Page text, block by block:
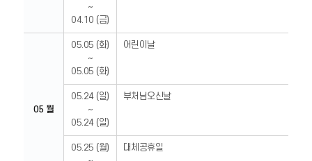
~
04.10 (금)
05 월
05.05 (화)
~
05.05 (화)
어린이날
05.24 (일)
~
05.24 (일)
부처님오신날
05.25 (월)
대체공휴일